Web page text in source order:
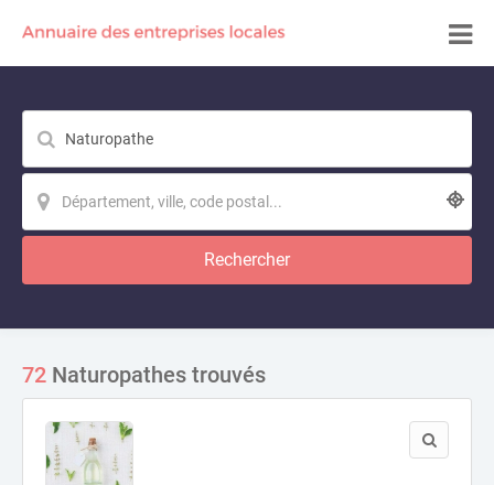
Rechercher
72 Naturopathes trouvés